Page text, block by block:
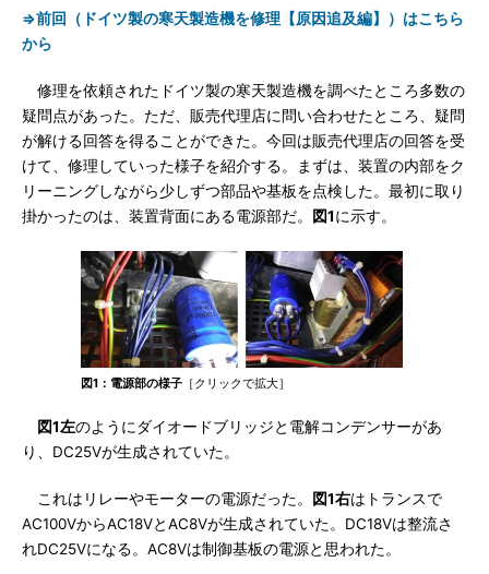
⇒前回（ドイツ製の寒天製造機を修理【原因追及編】）はこちら
から
修理を依頼されたドイツ製の寒天製造機を調べたところ多数の
疑問点があった。ただ、販売代理店に問い合わせたところ、疑問
が解ける回答を得ることができた。今回は販売代理店の回答を受
けて、修理していった様子を紹介する。まずは、装置の内部をク
リーニングしながら少しずつ部品や基板を点検した。最初に取り
掛かったのは、装置背面にある電源部だ。
図1に示す。
図1：電源部の様子 ［クリックで拡大］
図1左のようにダイオードブリッジと電解コンデンサーがあ
り、DC25Vが生成されていた。
これはリレーやモーターの電源だった。 図1右はトランスで
AC100VからAC18VとAC8Vが生成されていた。DC18Vは整流さ
れDC25Vになる。AC8Vは制御基板の電源と思われた。